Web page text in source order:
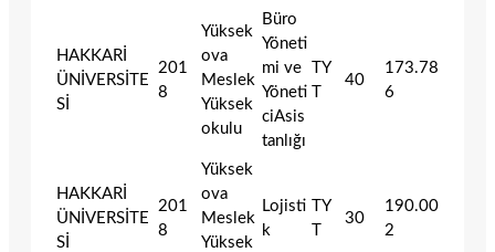
HAKKARİ
ÜNİVERSİTE
Sİ
201
8
Yüksek
ova
Meslek
Yüksek
okulu
Büro
Yöneti
mi ve
Yöneti
ciAsis
tanlığı
TY
T
40
173.78
6
HAKKARİ
ÜNİVERSİTE
Sİ
201
8
Yüksek
ova
Meslek
Yüksek
Lojisti
k
TY
T
30
190.00
2